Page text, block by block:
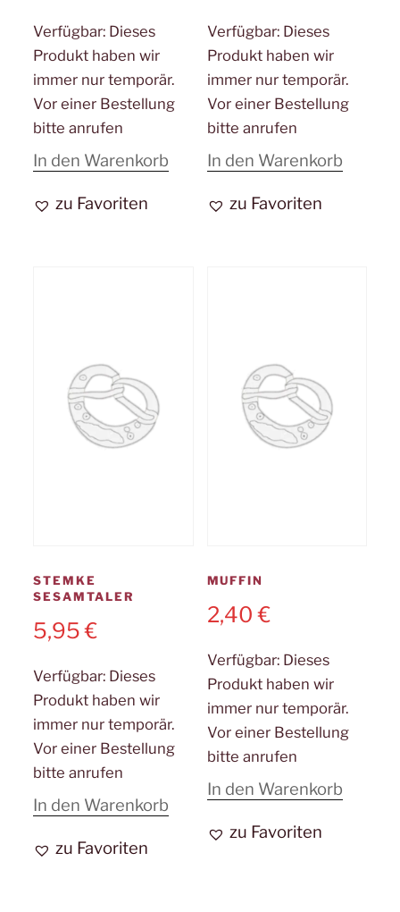
Verfügbar: Dieses
Produkt haben wir
immer nur temporär.
Vor einer Bestellung
bitte anrufen
In den Warenkorb
zu Favoriten
Verfügbar: Dieses
Produkt haben wir
immer nur temporär.
Vor einer Bestellung
bitte anrufen
In den Warenkorb
zu Favoriten
STEMKE
SESAMTALER
5,95€
Verfügbar: Dieses
Produkt haben wir
immer nur temporär.
Vor einer Bestellung
bitte anrufen
In den Warenkorb
zu Favoriten
MUFFIN
2,40€
Verfügbar: Dieses
Produkt haben wir
immer nur temporär.
Vor einer Bestellung
bitte anrufen
In den Warenkorb
zu Favoriten